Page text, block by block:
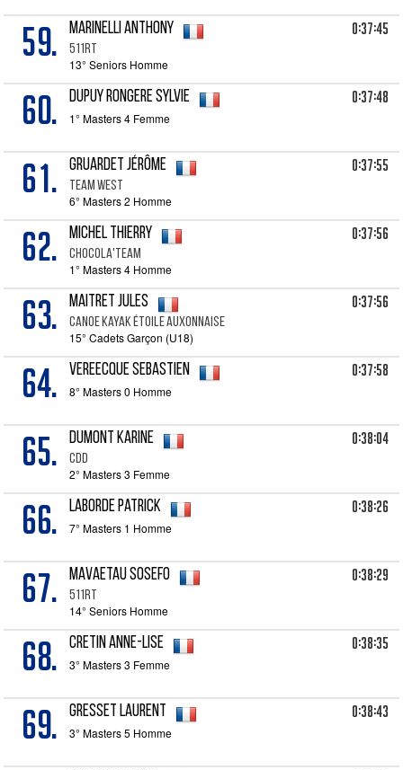
59. MARINELLI Anthony
511RT
13° Seniors Homme
0:37:45
60. DUPUY RONGERE Sylvie
1° Masters 4 Femme
0:37:48
61. GRUARDET Jérôme
Team west
6° Masters 2 Homme
0:37:55
62. MICHEL Thierry
Chocola'team
1° Masters 4 Homme
0:37:56
63. MAITRET Jules
Canoe kayak étoile auxonnaise
15° Cadets Garçon (U18)
0:37:56
64. VEREECQUE Sebastien
8° Masters 0 Homme
0:37:58
65. DUMONT Karine
CDD
2° Masters 3 Femme
0:38:04
66. LABORDE Patrick
7° Masters 1 Homme
0:38:26
67. MAVAETAU Sosefo
511RT
14° Seniors Homme
0:38:29
68. CRETIN Anne-Lise
3° Masters 3 Femme
0:38:35
69. GRESSET Laurent
3° Masters 5 Homme
0:38:43